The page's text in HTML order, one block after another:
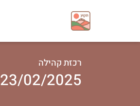
רכזת קהילה
23/02/2025